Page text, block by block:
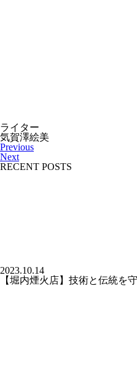
ライター
気賀澤絵美
Previous
Next
RECENT POSTS
2023.10.14
【堀内煙火店】技術と伝統